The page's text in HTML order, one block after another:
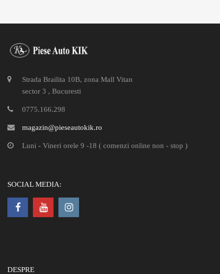
Strada Brailita 10B, zona Mall Vitan
sector 3 , Bucuresti
0775.166.298
magazin@pieseautokik.ro
Luni - Vineri orele 9 -18 ( comenzi online non - stop )
SOCIAL MEDIA:
DESPRE